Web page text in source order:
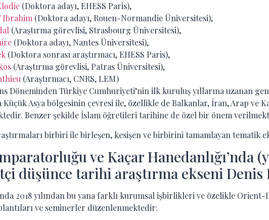
(Doktora adayı, EHESS Paris),
Ibrahim (Doktora adayı, Rouen-Normandie Üniversitesi),
(Araştırma görevlisi, Strasbourg Üniversitesi),
(Doktora adayı, Nantes Üniversitesi),
(Doktora sonrası araştırmacı, EHESS Paris),
(Araştırma görevlisi, Patras Üniversitesi),
(Araştırmacı, CNRS, LEM)
Döneminden Türkiye Cumhuriyeti’nin ilk kuruluş yıllarına uzanan
Küçük Asya bölgesinin çevresi ile, özellikle de Balkanlar, İran, Arap
Benzer şekilde İslam öğretileri tarihine de özel bir önem
birbiri ile birleşen, kesişen ve birbirini tamamlayan tematik
ve Kaçar Hanedanlığı’nda
düşünce tarihi araştırma ekseni
2018 yılından bu yana farklı kurumsal işbirlikleri ve özelikle
ve seminerler düzenlenmektedir: